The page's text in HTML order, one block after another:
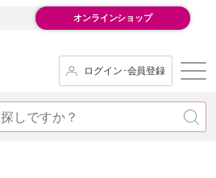
オンラインショップ
ログイン･会員登録